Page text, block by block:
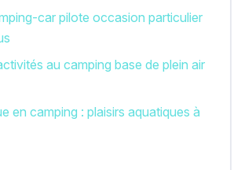
car pilote occasion particulier
au camping base de plein air
en camping : plaisirs aquatiques à